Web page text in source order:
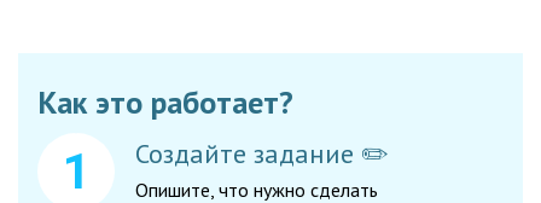
Как это работает?
Создайте задание ✏️
Опишите, что нужно сделать